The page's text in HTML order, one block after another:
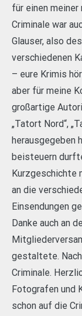
für einen
Criminale war
Glauser, also
verschiedenen
– eure Krimis
aber für meine
großartige
„Tatort Nord“,
herausgegeben
beisteuern
Kurzgeschichte
an die
Einsendungen
Danke auch an
gestaltete.
Criminale.
Fotografen und
schon auf die